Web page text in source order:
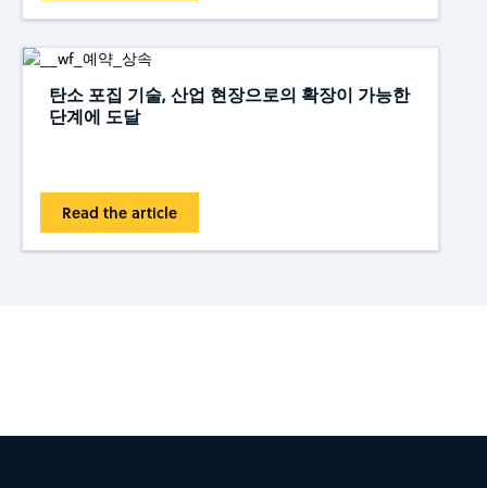
탄소 포집 기술, 산업 현장으로의 확장이 가능한
단계에 도달
Read the article